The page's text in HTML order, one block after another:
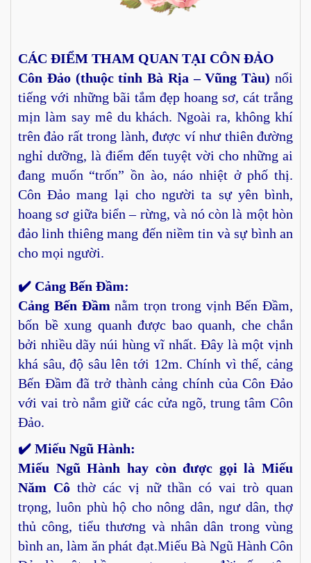
CÁC ĐIỂM THAM QUAN TẠI CÔN ĐẢO
Côn Đảo (thuộc tỉnh Bà Rịa – Vũng Tàu) nổi
tiếng với những bãi tắm đẹp hoang sơ, cát trắng
mịn làm say mê du khách. Ngoài ra, không khí
trên đảo rất trong lành, được ví như thiên đường
nghỉ dưỡng, là điểm đến tuyệt vời cho những ai
đang muốn “trốn” ồn ào, náo nhiệt ở phố thị.
Côn Đảo mang lại cho người ta sự yên bình,
hoang sơ giữa biển – rừng, và nó còn là một hòn
đảo linh thiêng mang đến niềm tin và sự bình an
cho mọi người.
✔️ Cảng Bến Đầm:
Cảng Bến Đầm nằm trọn trong vịnh Bến Đầm,
bốn bề xung quanh được bao quanh, che chắn
bởi nhiều dãy núi hùng vĩ nhất. Đây là một vịnh
khá sâu, độ sâu lên tới 12m. Chính vì thế, cảng
Bến Đầm đã trở thành cảng chính của Côn Đảo
với vai trò nắm giữ các cửa ngõ, trung tâm Côn
Đảo.
✔️ Miếu Ngũ Hành:
Miếu Ngũ Hành hay còn được gọi là Miếu
Năm Côthờ các vị nữ thần có vai trò quan
trọng, luôn phù hộ cho nông dân, ngư dân, thợ
thủ công, tiểu thương và nhân dân trong vùng
bình an, làm ăn phát đạt.Miếu Bà Ngũ Hành Côn